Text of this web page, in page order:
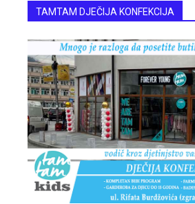
TAMTAM DJEČIJA KONFEKCIJA